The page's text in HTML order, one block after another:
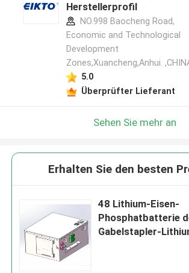
Herstellerprofil
NO.998 Baocheng Road,
Economic and Technological
Development
Zones,Xuancheng,Anhui.
5.0
Überprüfter Lieferant
Sehen Sie mehr an
Erhalten Sie den besten
48 Lithium-Eisen-
Phosphatbatterie
Gabelstapler-